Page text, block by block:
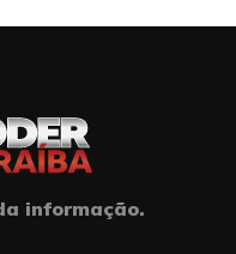
informação.